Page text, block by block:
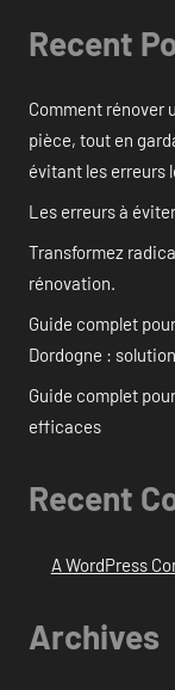
Recent
Comment rénover
pièce, tout en
évitant les erreurs
Les erreurs à
Transformez
rénovation.
Guide complet
Dordogne :
Guide complet
efficaces
Recent
A WordPress
Archives